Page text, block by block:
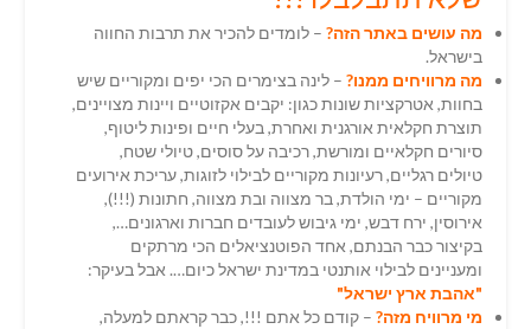
מה עושים באתרהזה? – לומדים להכיר את תרבות החווה
בישראל.
מה מרוויחים ממנו? – לינה בצימרים הכי יפים ומקוריים שיש
בחוות, אטרקציות שונות כגון: יקבים אקזוטיים ויינות מצויינים,
תוצרת חקלאית אורגנית ואחרת, בעלי חיים ופינות ליטוף,
סיורים חקלאיים ומורשת, רכיבה על סוסים, טיולי שטח,
טיולים רגליים, רעיונות מקוריים לבילוי לזוגות, עריכת אירועים
מקוריים – ימי הולדת, בר מצווה ובת מצווה, חתונות (!!!),
אירוסין, ירח דבש, ימי גיבוש לעובדים חברות וארגונים…,
בקיצור כבר הבנתם, אחד הפוטנציאלים הכי מרתקים
ומעניינים לבילוי אותנטי במדינת ישראל כיום…. אבל בעיקר:
"אהבת ארץ ישראל"
מי מרוויח מזה? – קודם כל אתם !!!, כבר קראתם למעלה,